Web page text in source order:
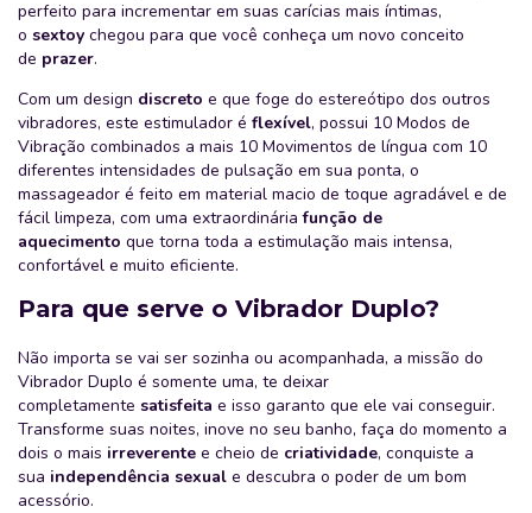
perfeito para incrementar em suas carícias mais íntimas,
o sextoy chegou para que você conheça um novo conceito
de prazer.
Com um design discreto e que foge do estereótipo dos outros
vibradores, este estimulador é flexível, possui 10 Modos de
Vibração combinados a mais 10 Movimentos de língua com 10
diferentes intensidades de pulsação em sua ponta, o
massageador é feito em material macio de toque agradável e de
fácil limpeza, com uma extraordináriafunção de
aquecimento que torna toda a estimulação mais intensa,
confortável e muito eficiente.
Para que serve o Vibrador Duplo?
Não importa se vai ser sozinha ou acompanhada, a missão do
Vibrador Duplo é somente uma, te deixar
completamente satisfeita e isso garanto que ele vai conseguir.
Transforme suas noites, inove no seu banho, faça do momento a
dois o mais irreverente e cheio de criatividade, conquiste a
sua independência sexual e descubra o poder de um bom
acessório.